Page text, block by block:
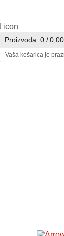
Proizvoda: 0 /
Vaša košarica je